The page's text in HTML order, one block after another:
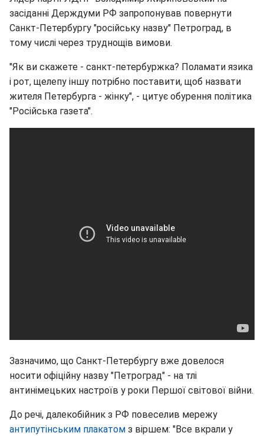
засіданні Держдуми РФ запропонував повернути
Санкт-Петербургу "російську назву" Петроград, в
тому числі через труднощів вимови.
"Як ви скажете - санкт-петербуржка? Поламати язика
і рот, щелепу іншу потрібно поставити, щоб назвати
жителя Петербурга - жінку", - цитує обурення політика
"Російська газета".
Зазначимо, що Санкт-Петербургу вже довелося
носити офіційну назву "Петроград" - на тлі
антинімецьких настроїв у роки Першої світової війни.
До речі, далекобійник з РФ повеселив мережу
антипутінським плакатом з віршем: "Все вкрали у